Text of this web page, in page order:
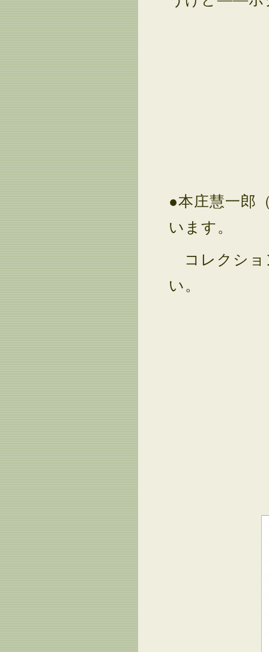
●本庄慧一郎
います。
コレクショ
い。